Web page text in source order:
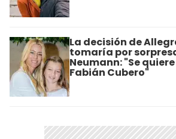
La decisión de
tomaría por
Neumann: "Se
Fabián Cubero"